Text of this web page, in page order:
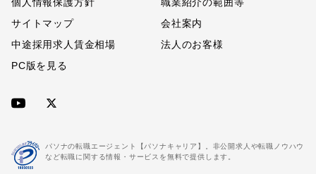
サイトマップ
会社案内
中途採用求人賃金相場
法人のお客様
PC版を見る
パソナの転職エージェント【パソナキャリア】。非公開求人や転職ノウハウ
など転職に関する情報・サービスを無料で提供します。